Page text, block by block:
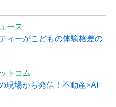
ース
ィーがこどもの体験格差の
トコム
現場から発信！不動産×AI